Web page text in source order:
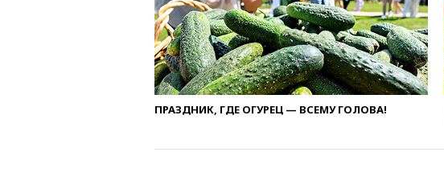
ПРАЗДНИК, ГДЕ ОГУРЕЦ — ВСЕМУ ГОЛОВА!